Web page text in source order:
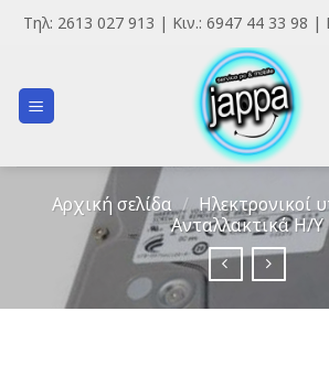
SkipΤηλ: 2613 027 913 | Κιν.: 6947 44 33 98 |
Αρχική σελίδα / Ηλεκτρονικοί
Ανταλλακτικά H/Y